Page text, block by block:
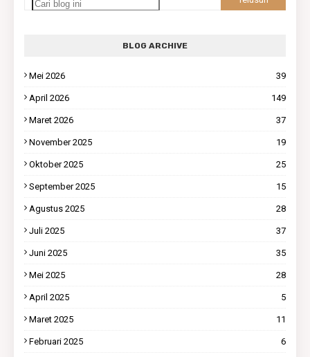
BLOG ARCHIVE
Mei 2026 39
April 2026 149
Maret 2026 37
November 2025 19
Oktober 2025 25
September 2025 15
Agustus 2025 28
Juli 2025 37
Juni 2025 35
Mei 2025 28
April 2025 5
Maret 2025 11
Februari 2025 6